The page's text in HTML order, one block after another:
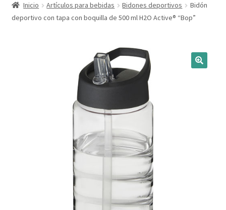
el
Catálogo
hijo
Técnicas del grabado
Inicio Artículos para bebidas Bidones deportivos
Bidón
deportivo con tapa con boquilla de 500 ml H2O Active® “Bop”